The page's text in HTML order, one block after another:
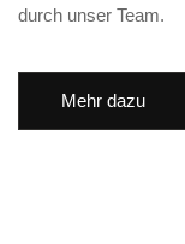
durch unser Team.
Mehr dazu